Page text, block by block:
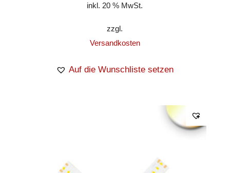
inkl. 20 % MwSt.
zzgl.
Versandkosten
Auf die Wunschliste setzen